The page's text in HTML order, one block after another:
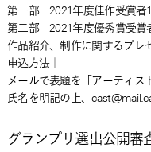
第一部 2021年度佳作受賞者
第二部 2021年度優秀賞受賞
作品紹介、制作に関するプレ
申込方法｜
メールで表題を「アーティス
氏名を明記の上、
グランプリ選出公開審